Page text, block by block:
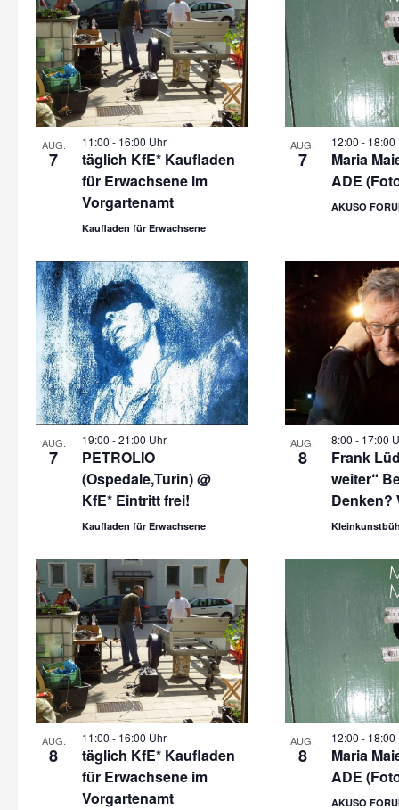
AUG.
7
11:00 - 16:00 Uhr
täglich KfE* Kaufladen
für Erwachsene im
Vorgartenamt
Kaufladen für Erwachsene
AUG.
7
12:00 - 18:00
Maria
ADE
AKUSO
AUG.
7
19:00 -21:00 Uhr
PETROLIO
(Ospedale,Turin) @
KfE* Eintritt frei!
Kaufladen für Erwachsene
AUG.
8
8:00 - 17:00
Frank
weiter“
Denken?
AUG.
8
11:00 - 16:00 Uhr
täglich KfE* Kaufladen
für Erwachsene im
Vorgartenamt
AUG.
8
12:00 - 18:00
Maria
ADE
AKUSO